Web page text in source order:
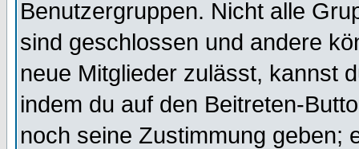
Benutzergruppen. Nicht alle
sind geschlossen und andere
neue Mitglieder zulässt, kannst
indem du auf den Beitreten-
noch seine Zustimmung geben;